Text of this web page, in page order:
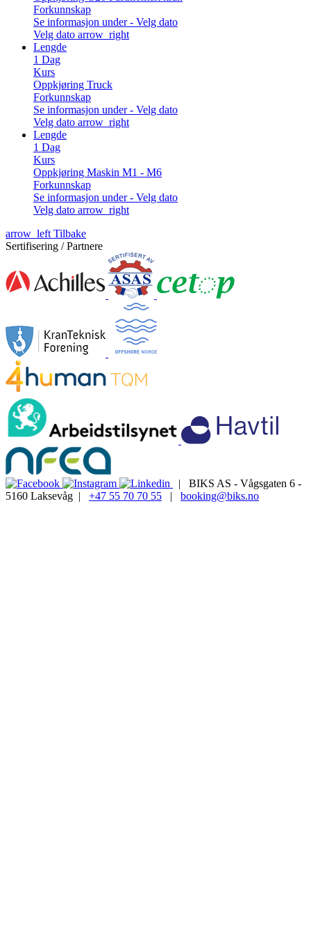
Forkunnskap
Se informasjon under - Velg dato
Velg dato arrow_right
Lengde
1 Dag
Kurs
Oppkjøring Truck
Forkunnskap
Se informasjon under - Velg dato
Velg dato arrow_right
Lengde
1 Dag
Kurs
Oppkjøring Maskin M1 - M6
Forkunnskap
Se informasjon under - Velg dato
Velg dato arrow_right
arrow_left Tilbake
Sertifisering / Partnere
| BIKS AS - Vågsgaten 6 -
5160 Laksevåg | +47 55 70 70 55 | booking@biks.no